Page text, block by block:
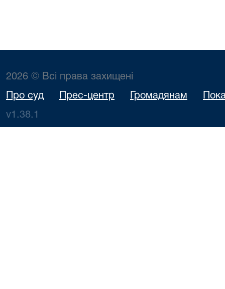
2026 © Всі права захищені
Про суд Прес-центр Громадянам
v1.38.1